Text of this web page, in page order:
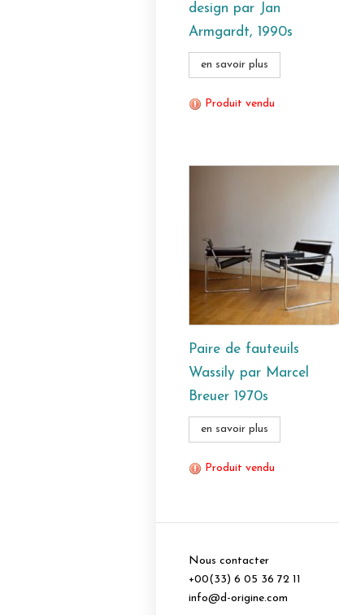
design par Jan
Armgardt, 1990s
en savoir plus
Produit vendu
Paire de fauteuils
Wassily par Marcel
Breuer 1970s
en savoir plus
Produit vendu
Nous contacter
+00(33) 6 05 36 72 11
info@d-origine.com